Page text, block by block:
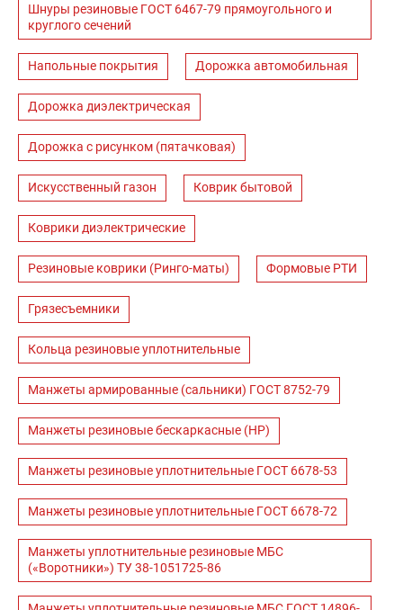
Шнуры резиновые ГОСТ 6467-79 прямоугольного и
круглого сечений
Напольные покрытия Дорожка автомобильная
Дорожка диэлектрическая
Дорожка с рисунком (пятачковая)
Искусственный газон Коврик бытовой
Коврики диэлектрические
Резиновые коврики (Ринго-маты) Формовые РТИ
Грязесъемники
Кольца резиновые уплотнительные
Манжеты армированные (сальники) ГОСТ 8752-79
Манжеты резиновые бескаркасные (НР)
Манжеты резиновые уплотнительные ГОСТ 6678-53
Манжеты резиновые уплотнительные ГОСТ 6678-72
Манжеты уплотнительные резиновые МБС
(«Воротники») ТУ 38-1051725-86